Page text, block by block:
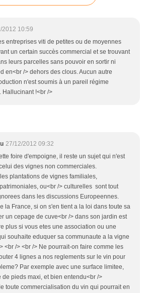
2012 10:59
entreprises viti de petites ou de moyennes
un certain succès commercial et se trouvant
leurs parcelles sans pouvoir en sortir ni
en<br /> dehors des clous. Aucun autre
n'est soumis à un pareil régime
Hallucinant !<br />
27/12/2012 09:32
foire d'empoigne, il reste un sujet qui n'est
des vignes non commerciales.
plantations de vignes familiales,
ou<br /> culturelles sont tout
dans les discussions Europeennes.
la France, si on s'en tient a la loi dans toute sa
un cepage de cuve<br /> dans son jardin est
plus si vous etes une association ou une
souhaite eduquer sa communaute a la vigne
<br /> <br /> Ne pourrait-on faire comme les
4 lignes a nos reglements sur le vin pour
Par exemple avec une surface limitee,
de pieds maxi, et bien entendu<br />
toute commercialisation du vin qui pourrait en